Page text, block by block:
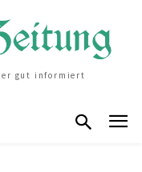
gut informiert